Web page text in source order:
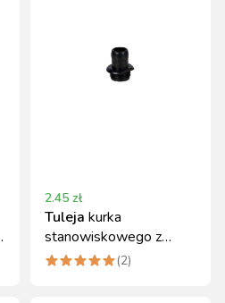
2.45 zł
Tuleja kurka
stanowiskowego z
tworzywa sztucznego
(2)